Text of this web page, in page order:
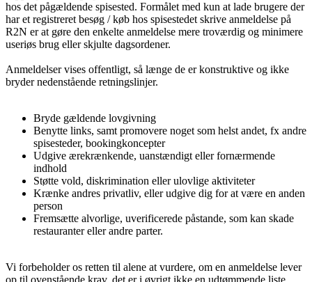
hos det pågældende spisested. Formålet med kun at lade brugere der
har et registreret besøg / køb hos spisestedet skrive anmeldelse på
R2N er at gøre den enkelte anmeldelse mere troværdig og minimere
useriøs brug eller skjulte dagsordener.
Anmeldelser vises offentligt, så længe de er konstruktive og ikke
bryder nedenstående retningslinjer.
Bryde gældende lovgivning
Benytte links, samt promovere noget som helst andet, fx andre
spisesteder, bookingkoncepter
Udgive ærekrænkende, uanstændigt eller fornærmende
indhold
Støtte vold, diskrimination eller ulovlige aktiviteter
Krænke andres privatliv, eller udgive dig for at være en anden
person
Fremsætte alvorlige, uverificerede påstande, som kan skade
restauranter eller andre parter.
Vi forbeholder os retten til alene at vurdere, om en anmeldelse lever
op til ovenstående krav, det er i øvrigt ikke en udtømmende liste.